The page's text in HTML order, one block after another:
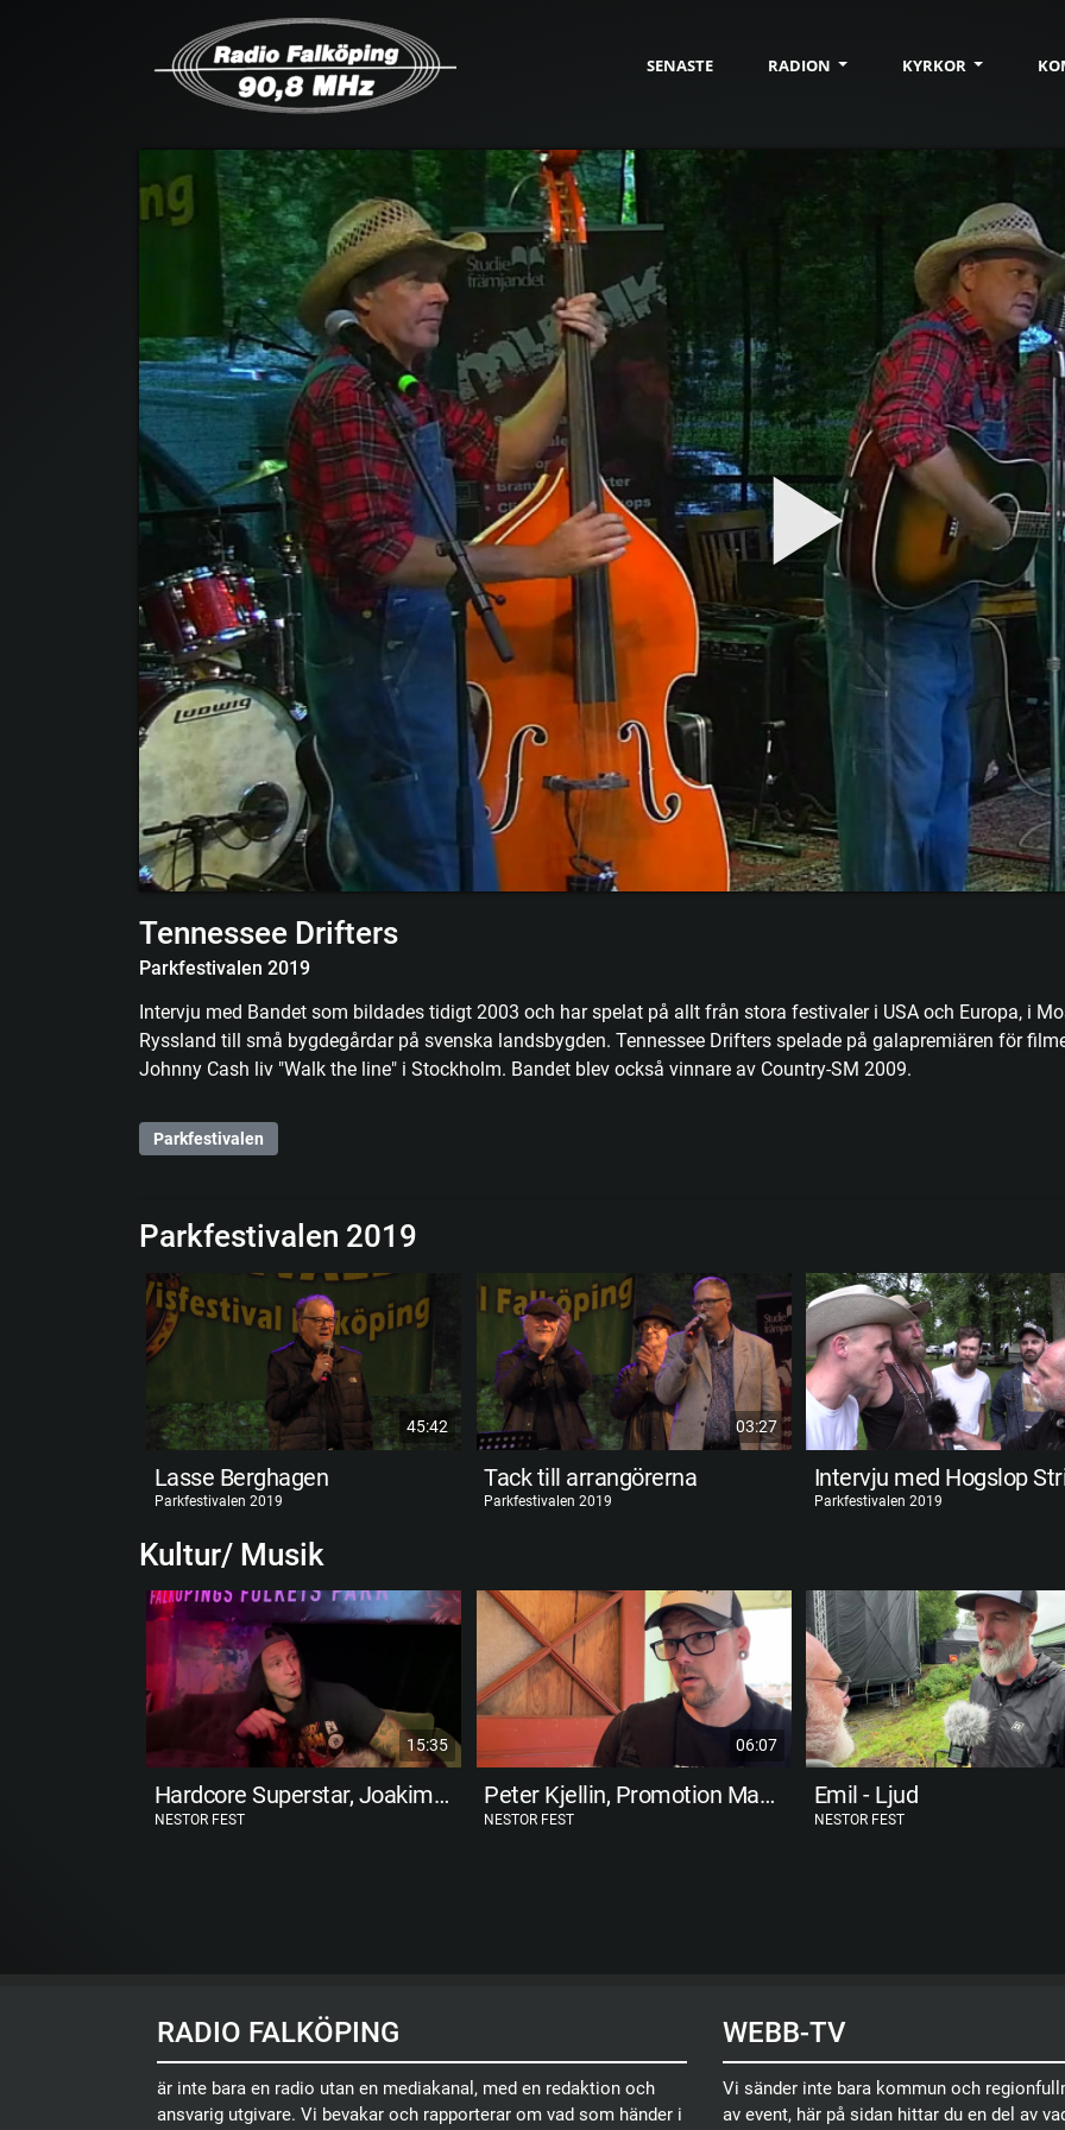
SENASTE RADION KYRKOR
Tennessee Drifters
Parkfestivalen 2019
Intervju med Bandet som bildades tidigt 2003 och har spelat på allt från stora festivaler i USA och Europa, i
Ryssland till små bygdegårdar på svenska landsbygden. Tennessee Drifters spelade på galapremiären för
Johnny Cash liv "Walk the line" i Stockholm. Bandet blev också vinnare av Country-SM 2009.
Parkfestivalen
Parkfestivalen 2019
45:42
Lasse Berghagen
Parkfestivalen 2019
03:27
Tack till arrangörerna
Parkfestivalen 2019 Parkfestivalen 2019
Kultur/ Musik
15:35
Hardcore Superstar, Joakim Berggren
NESTOR FEST
06:07
Peter Kjellin, Promotion Manager
NESTOR FEST
Emil - Ljud
NESTOR FEST
RADIO FALKÖPING
är inte bara en radio utan en mediakanal, med en redaktion och
ansvarig utgivare. Vi bevakar och rapporterar om vad som händer i
WEBB-TV
Vi sänder inte bara kommun och
av event, här på sidan hittar du en del av